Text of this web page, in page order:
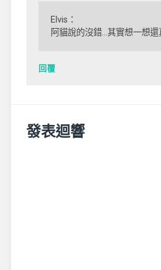
Elvis：
阿貓說的沒錯…其實想一想
回覆
發表迴響